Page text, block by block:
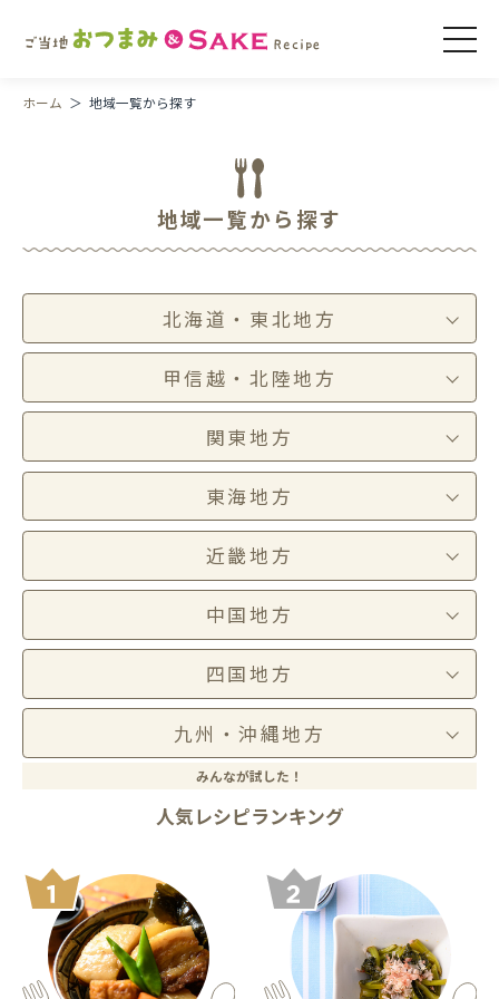
地域一覧から探す
日本酒のタイプから探す
ホーム 地域一覧から探す
地域一覧から探す
北海道・東北地方
帆立貝のバターしょうゆ焼き
栄養満点！万能食材の帆立貝で シ
ンプル味付け・満足おつまみ完成で
す。
青森県
お手軽アップルパイ
女子に嬉しいデザート系おつまみ！
アップルパイが簡単にできちゃうん
です！
三陸牡蠣バター
バターのコクがまろやかに広がるプ
リプリ牡蠣を召し上がれ♬
だし奴
絹ごし豆腐と山形県風だしで、まろ
やかな「だし奴」に。優しい味のお
つまみです。
甲信越・北陸地方
栃尾揚げの酒粕かんずり焼き
インパクト特大！どっしり・ふっく
ら栃尾揚げを一度お試しあれ！
長野県
野沢菜漬わさび和え
おろしわさびで和えるだけ！ ご当
地＆究極のカンタンおつまみできま
した♪
富山県
ぶりの照焼き
冬の旬の代表格！脂の乗った「ぶ
福井県
こんがりキツネ色の揚げ焼き、絶対
関東地方
はまぐりの酒蒸し
はまぐり×日本酒の旨味相乗効果！
優しく、味に深みがあるおつまみで
東京都
東京うどのわさびドレッシング
シャキっと食感ピリっと美味しい！
東京の、隠れた名産おつまみできま
した♪
栃木県 埼玉県
東海地方
簡単！鶏ちゃん焼き
野菜ミックスで簡単＆美味しい！栄
養たっぷり詰まってます。
愛知県
甘辛ごま手羽先
甘辛MIX!王道おつまみここに登場！
近畿地方
若ごぼうとうす揚げの炒め煮
しく感じましょ。
滋賀県
矢橋の船焼き
どっしり船焼きで食べ応え抜群！
中国地方
煮穴子とふんわり卵のソテー
しっかり美味しい、ふんわり美味し
いおつまみが誕生！
蒸し鶏のらっきょう漬マヨがけ
みんな大好きカレーの風味が食欲そ
そる！一度お試しあれ♪
四国地方
高知県
みょうがの土佐和え
ザ・シンプル！２ステップで美味し
いおつまみ、できちゃった！
愛媛県
じゃこ天ハンバーグ
メインも張れる！ じゃこ天をつか
ってゴージャスおつまみ作りまし
九州・沖縄地方
宮崎県
広島県
北海道
新潟県
千葉県
岐阜県
大阪府
広島県
高知県
宮崎県
みんなが試した！
人気レシピランキング